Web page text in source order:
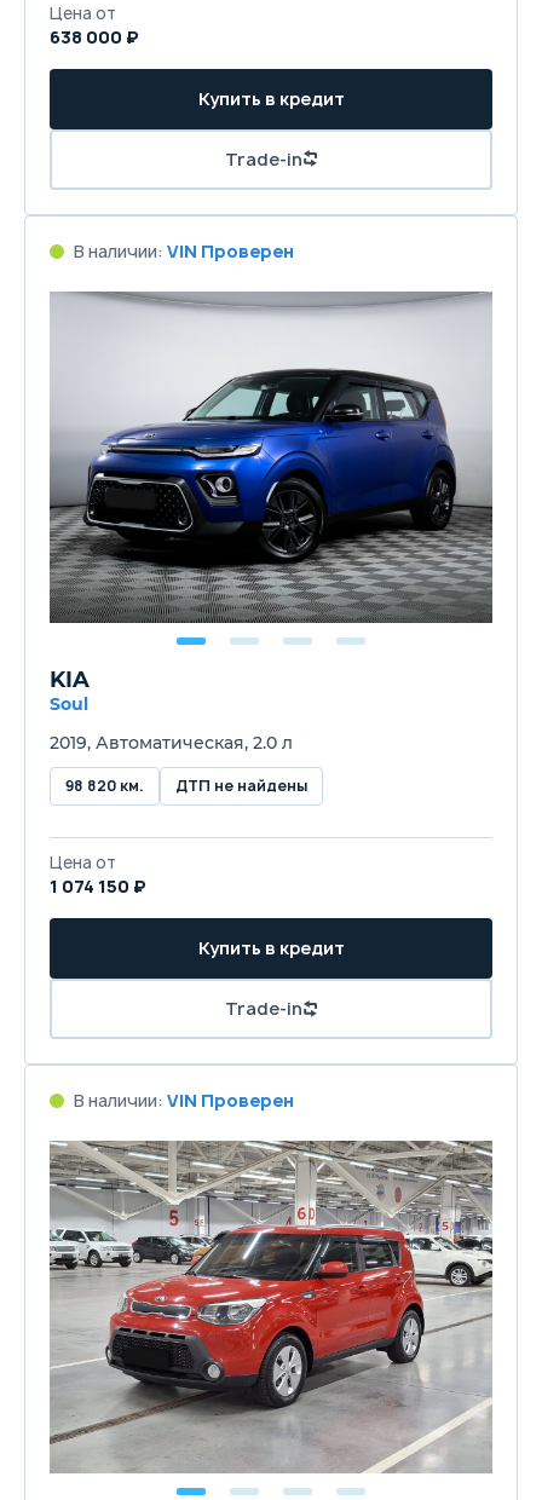
Цена от
638 000 ₽
Купить в кредит
Trade-in
В наличии: VIN Проверен
KIA
Soul
2019, Автоматическая, 2.0 л
98 820 км. ДТП не найдены
Цена от
1 074 150 ₽
Купить в кредит
Trade-in
В наличии: VIN Проверен